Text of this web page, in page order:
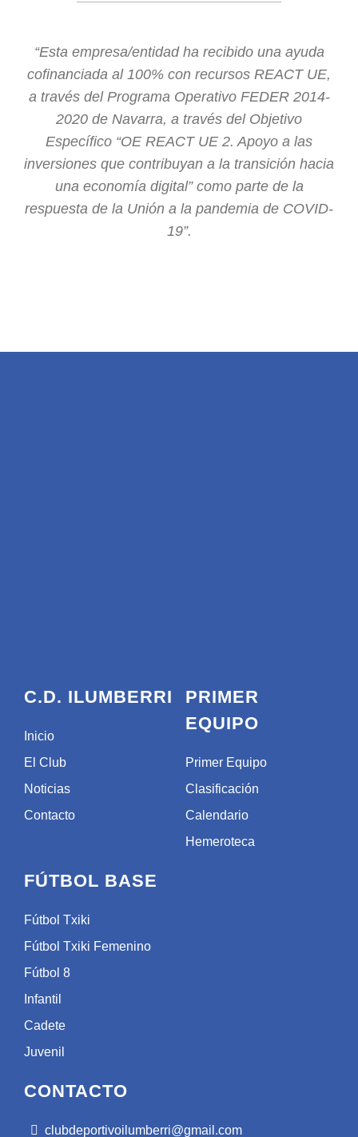
“Esta empresa/entidad ha recibido una ayuda
cofinanciada al 100% con recursos REACT UE,
a través del Programa Operativo FEDER 2014-
2020 de Navarra, a través del Objetivo
Específico “OE REACT UE 2. Apoyo a las
inversiones que contribuyan a la transición hacia
una economía digital” como parte de la
respuesta de la Unión a la pandemia de COVID-
19”.
C.D. ILUMBERRI
Inicio
El Club
Noticias
Contacto
PRIMER
EQUIPO
Primer Equipo
Clasificación
Calendario
Hemeroteca
FÚTBOL BASE
Fútbol Txiki
Fútbol Txiki Femenino
Fútbol 8
Infantil
Cadete
Juvenil
CONTACTO
clubdeportivoilumberri@gmail.com